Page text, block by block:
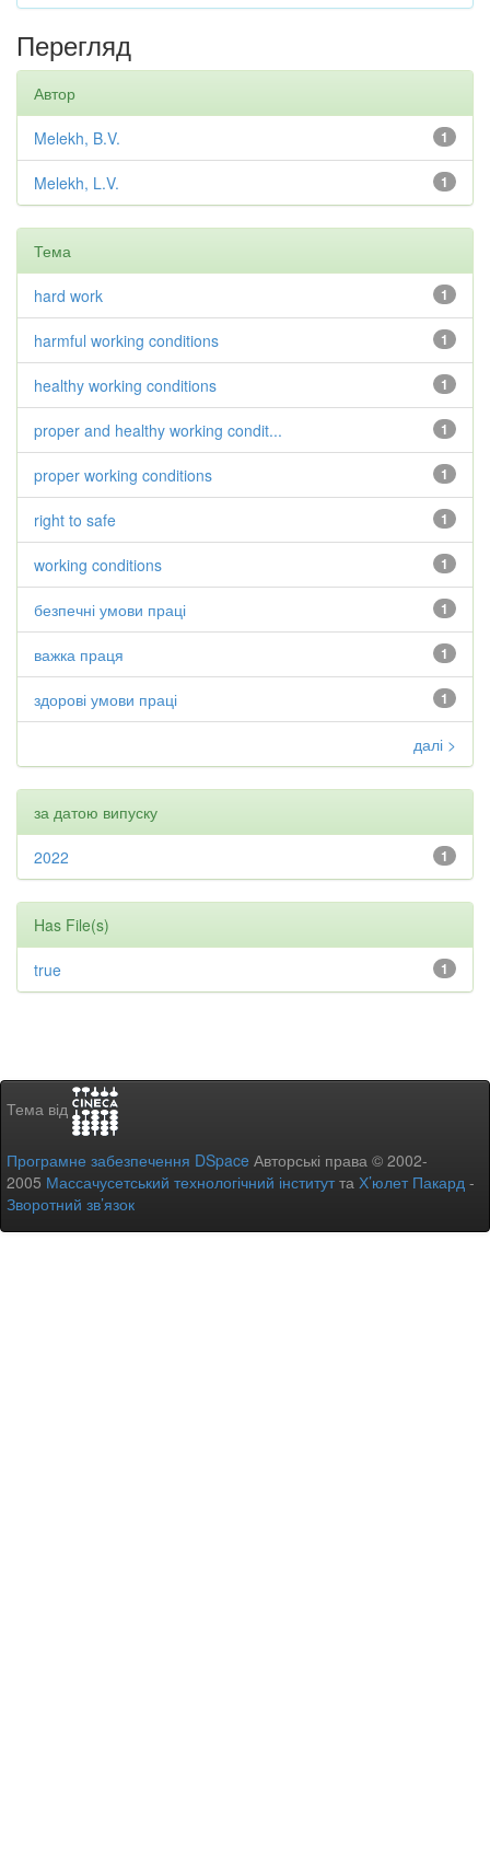
Перегляд
Автор
1
Melekh, B.V.
1
Melekh, L.V.
Тема
1
hard work
1
harmful working conditions
1
healthy working conditions
1
proper and healthy working condit...
1
proper working conditions
1
right to safe
1
working conditions
1
безпечні умови праці
1
важка праця
1
здорові умови праці
далі >
за датою випуску
1
2022
Has File(s)
1
true
Тема від
Програмне забезпечення DSpace Авторські права © 2002-
2005 Массачусетський технологічний інститутта Х’юлет Пакард -
Зворотний зв’язок